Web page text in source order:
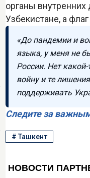
органы внутренних
Узбекистане, а
«До пандемии и
языка, у меня не
России. Нет
войну и те
поддерживать
Следите за
#Ташкент